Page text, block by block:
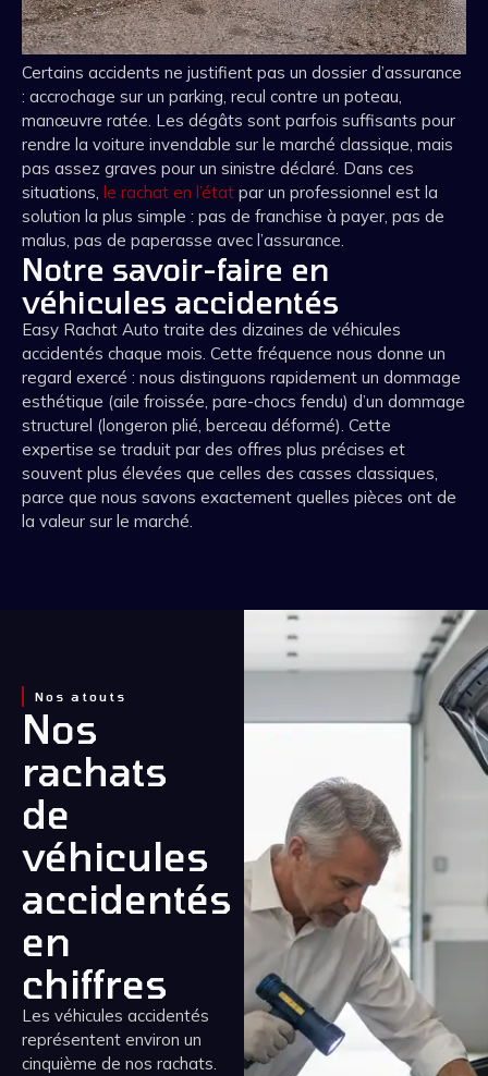
Certains accidents ne justifient pas un dossier d’assurance
: accrochage sur un parking, recul contre un poteau,
manœuvre ratée. Les dégâts sont parfois suffisants pour
rendre la voiture invendable sur le marché classique, mais
pas assez graves pour un sinistre déclaré. Dans ces
situations, le rachat en l’état par un professionnel est la
solution la plus simple : pas de franchise à payer, pas de
malus, pas de paperasse avec l’assurance.
Notre savoir-faire en
véhicules accidentés
Easy Rachat Auto traite des dizaines de véhicules
accidentés chaque mois. Cette fréquence nous donne un
regard exercé : nous distinguons rapidement un dommage
esthétique (aile froissée, pare-chocs fendu) d’un dommage
structurel (longeron plié, berceau déformé). Cette
expertise se traduit par des offres plus précises et
souvent plus élevées que celles des casses classiques,
parce que nous savons exactement quelles pièces ont de
la valeur sur le marché.
Nos atouts
Nos
rachats
de
véhicules
accidentés
en
chiffres
Les véhicules accidentés
représentent environ un
cinquième de nos rachats.